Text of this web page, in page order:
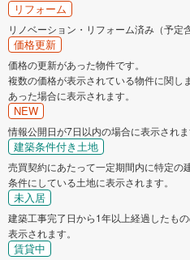
リフォーム
リノベーション・リフォーム済み（予定
価格更新
価格の更新があった物件です。
複数の価格が表示されている物件に関し
あった場合に表示されます。
NEW
情報公開日が7日以内の場合に表示されま
建築条件付き土地
売買契約にあたって一定期間内に特定の
条件にしている土地に表示されます。
未入居
建築工事完了日から1年以上経過したも
表示されます。
賃貸中